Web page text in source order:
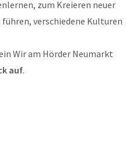
zum Kreieren neuer
verschiedene Kulturen
Wir am Hörder Neumarkt
auf.